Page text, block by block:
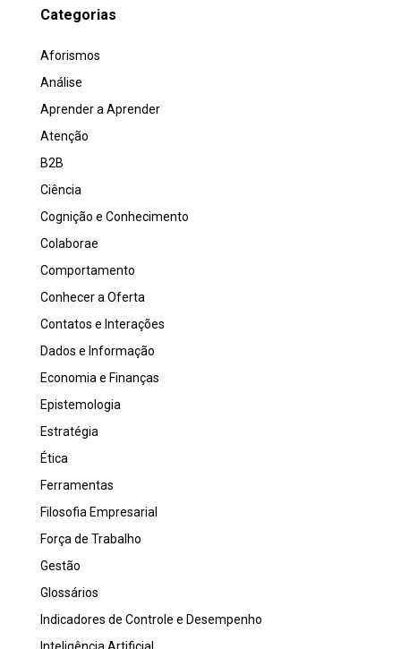
Categorias
Aforismos
Análise
Aprender a Aprender
Atenção
B2B
Ciência
Cognição e Conhecimento
Colaborae
Comportamento
Conhecer a Oferta
Contatos e Interações
Dados e Informação
Economia e Finanças
Epistemologia
Estratégia
Ética
Ferramentas
Filosofia Empresarial
Força de Trabalho
Gestão
Glossários
Indicadores de Controle e Desempenho